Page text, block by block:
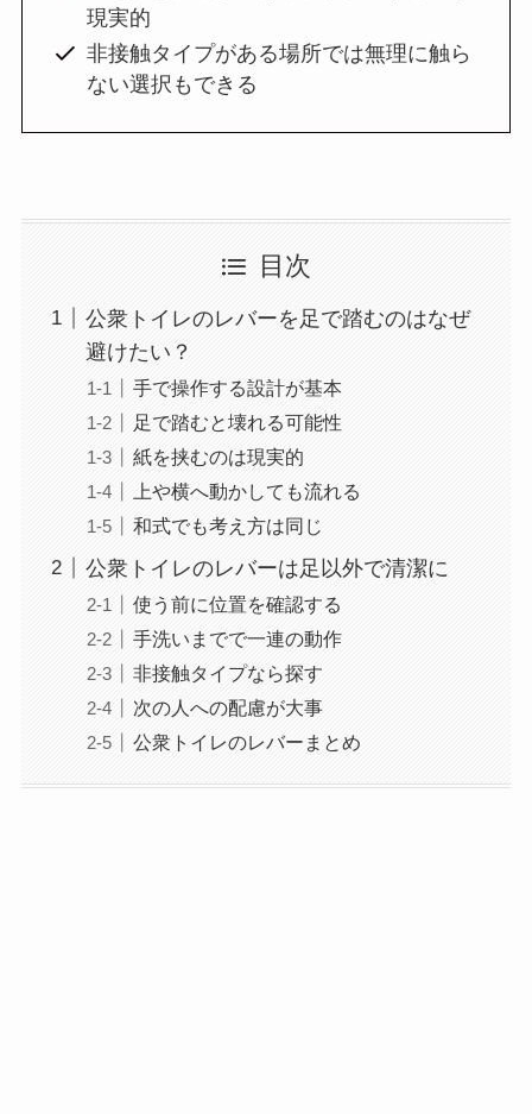
現実的
非接触タイプがある場所では無理に触ら
ない選択もできる
目次
公衆トイレのレバーを足で踏むのはなぜ
避けたい？
手で操作する設計が基本
足で踏むと壊れる可能性
紙を挟むのは現実的
上や横へ動かしても流れる
和式でも考え方は同じ
公衆トイレのレバーは足以外で清潔に
使う前に位置を確認する
手洗いまでで一連の動作
非接触タイプなら探す
次の人への配慮が大事
公衆トイレのレバーまとめ